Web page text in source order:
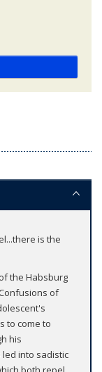
is the
the Habsburg
of
to come to
his
into sadistic